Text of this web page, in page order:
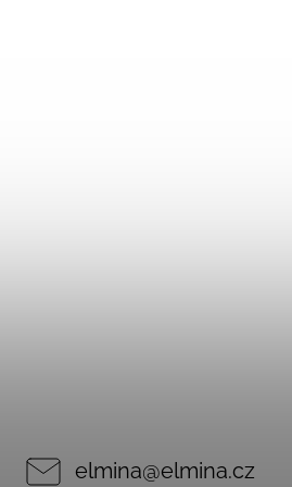
elmina@elmina.cz